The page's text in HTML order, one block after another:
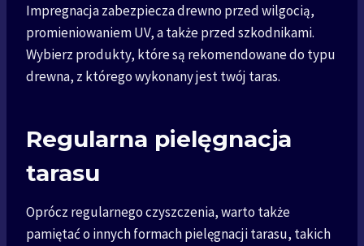
Impregnacja zabezpiecza drewno przed wilgocią,
promieniowaniem UV, a także przed szkodnikami.
Wybierz produkty, które są rekomendowane do typu
drewna, z którego wykonany jest twój taras.
Regularna pielęgnacja
tarasu
Oprócz regularnego czyszczenia, warto także
pamiętać o innych formach pielęgnacji tarasu, takich